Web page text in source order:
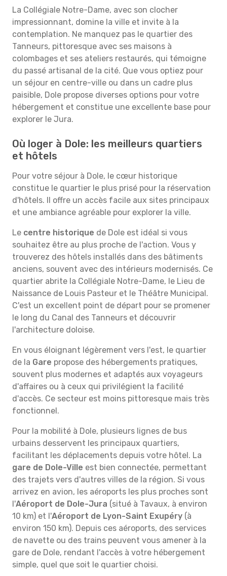
La Collégiale Notre-Dame, avec son clocher
impressionnant, domine la ville et invite à la
contemplation. Ne manquez pas le quartier des
Tanneurs, pittoresque avec ses maisons à
colombages et ses ateliers restaurés, qui témoigne
du passé artisanal de la cité. Que vous optiez pour
un séjour en centre-ville ou dans un cadre plus
paisible, Dole propose diverses options pour votre
hébergement et constitue une excellente base pour
explorer le Jura.
Où loger à Dole: les meilleurs quartiers
et hôtels
Pour votre séjour à Dole, le cœur historique
constitue le quartier le plus prisé pour la réservation
d'hôtels. Il offre un accès facile aux sites principaux
et une ambiance agréable pour explorer la ville.
Le centre historique de Dole est idéal si vous
souhaitez être au plus proche de l'action. Vous y
trouverez des hôtels installés dans des bâtiments
anciens, souvent avec des intérieurs modernisés. Ce
quartier abrite la Collégiale Notre-Dame, le Lieu de
Naissance de Louis Pasteur et le Théâtre Municipal.
C'est un excellent point de départ pour se promener
le long du Canal des Tanneurs et découvrir
l'architecture doloise.
En vous éloignant légèrement vers l'est, le quartier
de la Gare propose des hébergements pratiques,
souvent plus modernes et adaptés aux voyageurs
d'affaires ou à ceux qui privilégient la facilité
d'accès. Ce secteur est moins pittoresque mais très
fonctionnel.
Pour la mobilité à Dole, plusieurs lignes de bus
urbains desservent les principaux quartiers,
facilitant les déplacements depuis votre hôtel. La
gare de Dole-Ville est bien connectée, permettant
des trajets vers d'autres villes de la région. Si vous
arrivez en avion, les aéroports les plus proches sont
l'Aéroport de Dole-Jura (situé à Tavaux, à environ
10 km) et l'Aéroport de Lyon-Saint Exupéry (à
environ 150 km). Depuis ces aéroports, des services
de navette ou des trains peuvent vous amener à la
gare de Dole, rendant l'accès à votre hébergement
simple, quel que soit le quartier choisi.